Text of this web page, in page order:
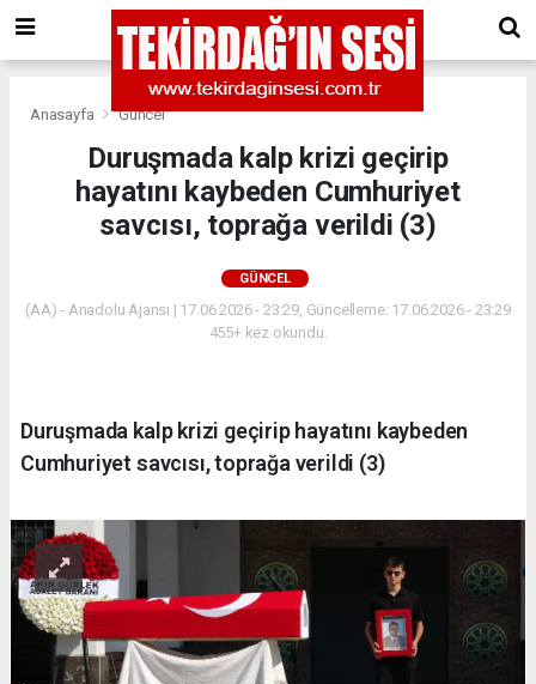
Anasayfa Güncel
Duruşmada kalp krizi geçirip
hayatını kaybeden Cumhuriyet
savcısı, toprağa verildi (3)
GÜNCEL
(AA) - Anadolu Ajansı | 17.06.2026 - 23:29, Güncelleme: 17.06.2026 - 23:29
455+ kez okundu.
Duruşmada kalp krizi geçirip hayatını kaybeden
Cumhuriyet savcısı, toprağa verildi (3)